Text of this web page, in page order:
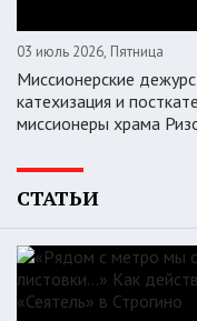
03 июль 2026, Пятница
Миссионерские
катехизация и
миссионеры храма
СТАТЬИ